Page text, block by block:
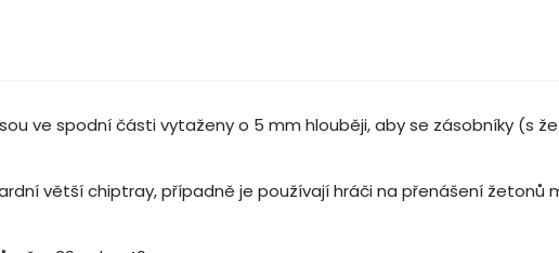
ve spodní části vytaženy o 5 mm hlouběji, aby se zásobníky (s
větší chiptray, případně je používají hráči na přenášení žetonů